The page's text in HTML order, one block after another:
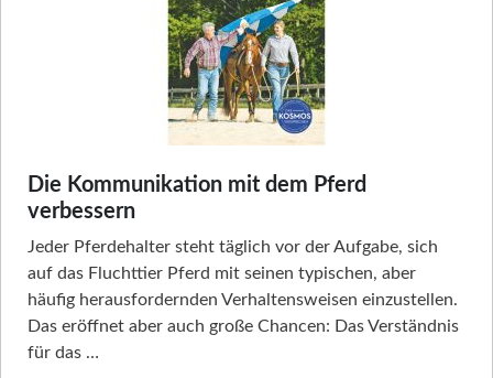
Die Kommunikation mit dem Pferd
verbessern
Jeder Pferdehalter steht täglich vor der Aufgabe, sich
auf das Fluchttier Pferd mit seinen typischen, aber
häufig herausfordernden Verhaltensweisen einzustellen.
Das eröffnet aber auch große Chancen: Das Verständnis
für das …